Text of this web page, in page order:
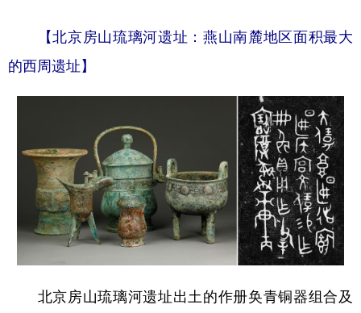
【北京房山琉璃河遗址：燕山南麓地区面积最大
的西周遗址】
北京房山琉璃河遗址出土的作册奂青铜器组合及